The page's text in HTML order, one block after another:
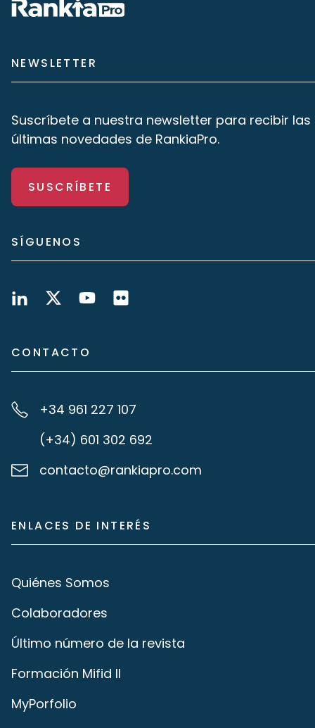
NEWSLETTER
Suscríbete a nuestra newsletter para recibir las
últimas novedades de RankiaPro.
SUSCRÍBETE
SÍGUENOS
CONTACTO
+34 961 227 107
(+34) 601 302 692
contacto@rankiapro.com
ENLACES DE INTERÉS
Quiénes Somos
Colaboradores
Último número de la revista
Formación Mifid II
MyPorfolio